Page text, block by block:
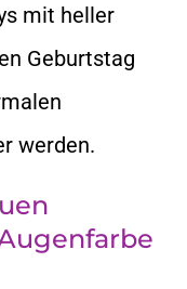
mit heller
Geburtstag
werden.